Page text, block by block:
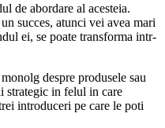
de abordare al acesteia.
succes, atunci vei avea mari
ei, se poate transforma intr-
despre produsele sau
strategic in felul in care
introduceri pe care le poti